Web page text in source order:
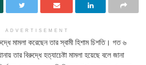
ADVERTISEMENT
মামলা করেছেন তার স্বামী হিশাম চিশতি। গত ৬
তার বিরুদ্ধে হত্যাচেষ্টা মামলা হয়েছে বলে জানা